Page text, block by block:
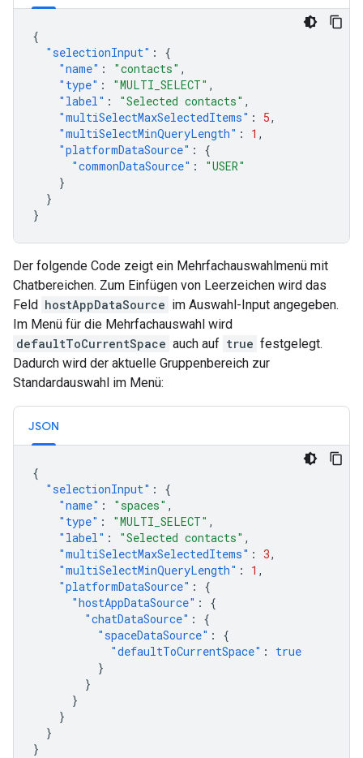
{
"selectionInput" :
{
"name" : "contacts" ,
"type" : "MULTI_SELECT" ,
"label" : "Selected contacts" ,
"multiSelectMaxSelectedItems" : 5,
"multiSelectMinQueryLength" : 1 ,
"platformDataSource" :
{
"commonDataSource" :
"USER"
}
}
}
Der folgende Code zeigt ein Mehrfachauswahlmenü mit
Chatbereichen. Zum Einfügen von Leerzeichen wird das
Feld hostAppDataSource im Auswahl-Input angegeben.
Im Menü für die Mehrfachauswahl wird
defaultToCurrentSpace auch auf true festgelegt.
Dadurch wird der aktuelle Gruppenbereich zur
Standardauswahl im Menü:
JSON
{
"selectionInput" :
{
"name" : "spaces" ,
"type" : "MULTI_SELECT" ,
"label" : "Selected contacts" ,
"multiSelectMaxSelectedItems" : 3,
"multiSelectMinQueryLength" : 1 ,
"platformDataSource" :
{
"hostAppDataSource" :
{
"chatDataSource" :
{
"spaceDataSource" :
{
"defaultToCurrentSpace" :
true
}
}
}
}
}
}